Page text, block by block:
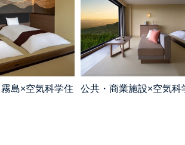
島×空気科学住
公共・商業施設×空気科